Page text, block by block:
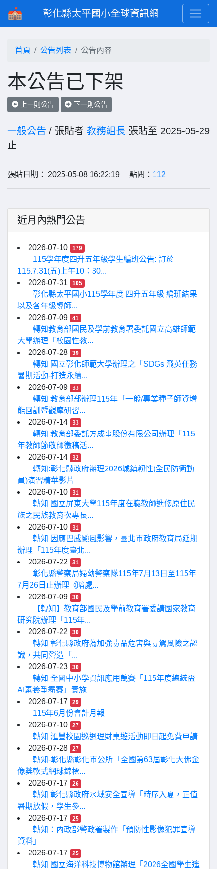
彰化縣太平國小全球資訊網
首頁 公告列表 公告內容
本公告已下架
上一則公告 下一則公告
一般公告 / 張貼者 教務組長 張貼至 2025-05-29
止
張貼日期： 2025-05-08 16:22:19 點閱： 112
近月內熱門公告
2026-07-10 179
115學年度四升五年級學生編班公告: 訂於
115.7.31(五)上午10：30...
2026-07-31
105
彰化縣太平國小115學年度 四升五年級 編班結果
以及各年級導師...
2026-07-09
41
轉知教育部國民及學前教育署委託國立高雄師範
大學辦理「校園性教...
2026-07-28
39
轉知 國立彰化師範大學辦理之「SDGs 飛英任務
暑期活動-打造永續...
2026-07-09
33
轉知 教育部部辦理115年「一般/專業種子師資增
能回訓暨觀摩研習...
2026-07-14
33
轉知 教育部委託方成事股份有限公司辦理「115
年教師節敬師徵稿活...
2026-07-14
32
轉知:彰化縣政府辦理2026城鎮韌性(全民防衛動
員)演習精華影片
2026-07-10
31
轉知 國立屏東大學115年度在職教師進修原住民
族之民族教育次專長...
2026-07-10
31
轉知 因應巴威颱風影響，臺北市政府教育局延期
辦理「115年度臺北...
2026-07-22
31
彰化縣警察局婦幼警察隊115年7月13日至115年
7月26日止辦理《暗處...
2026-07-09
30
【轉知】教育部國民及學前教育署委請國家教育
研究院辦理「115年...
2026-07-22
30
轉知 彰化縣政府為加強毒品危害與毒駕風險之認
識，共同營造「...
2026-07-23
30
轉知 全國中小學資訊應用競賽「115年度總統盃
AI素養爭霸賽」實施...
2026-07-17
29
115年6月份會計月報
2026-07-10
27
轉知 滙豐校園巡迴理財桌遊活動即日起免費申請
2026-07-28
27
轉知-彰化縣彰化市公所「全國第63屆彰化大佛金
像獎軟式網球錦標...
2026-07-17
26
轉知 彰化縣政府水域安全宣導「時序入夏，正值
暑期放假，學生參...
2026-07-17
25
轉知：內政部警政署製作「預防性影像犯罪宣導
資料」
2026-07-17
25
轉知 國立海洋科技博物館辦理「2026全國學生遙